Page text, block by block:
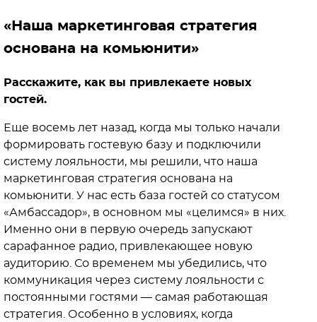
«Наша маркетинговая стратегия
основана на комьюнити»
Расскажите, как вы привлекаете новых
гостей.
Еще восемь лет назад, когда мы только начали
формировать гостевую базу и подключили
систему лояльности, мы решили, что наша
маркетинговая стратегия основана на
комьюнити. У нас есть база гостей со статусом
«Амбассадор», в основном мы «целимся» в них.
Именно они в первую очередь запускают
сарафанное радио, привлекающее новую
аудиторию. Со временем мы убедились, что
коммуникация через систему лояльности с
постоянными гостями — самая работающая
стратегия. Особенно в условиях, когда